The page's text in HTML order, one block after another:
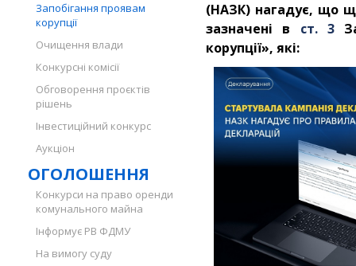
Запобігання проявам
корупції
Очищення влади
Конкурсні комісії
Обговорення проєктів
рішень
Інвестиційний конкурс
Аукціон
ОГОЛОШЕННЯ
Конкурси на право оренди
комунального майна
Інформує РВ ФДМУ
На вимогу суду
(НАЗК) нагадує, що
зазначені в ст. 3
корупції», які: